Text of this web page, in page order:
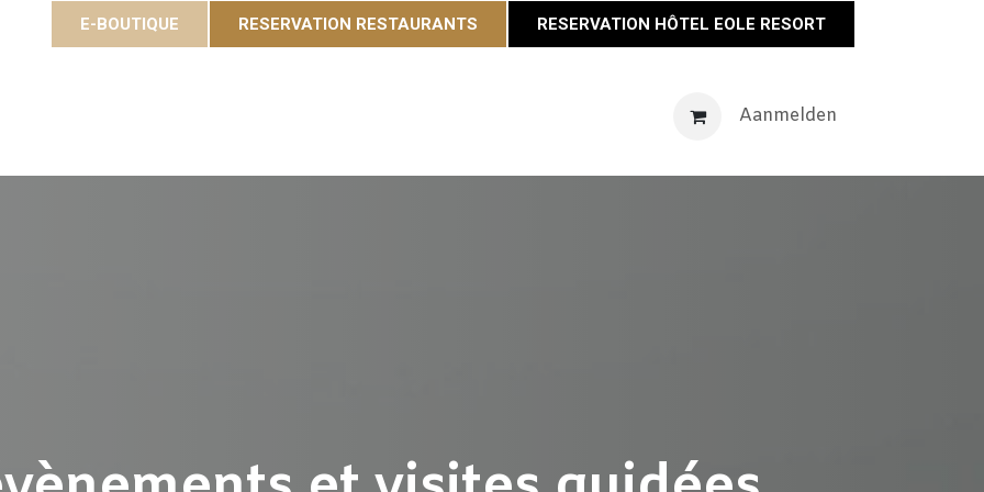
E-BOUTIQUE RESERVATION RESTAURANTS RESERVATION HÔTEL EOLE RESORT
Maison Éole Neem contact op met
Aanmelden